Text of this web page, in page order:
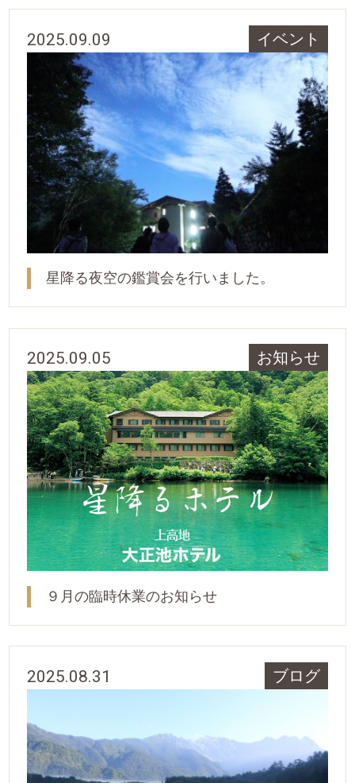
2025.09.09 イベント
星降る夜空の鑑賞会を行いました。
2025.09.05 お知らせ
９月の臨時休業のお知らせ
2025.08.31 ブログ